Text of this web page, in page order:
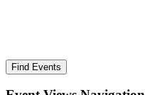
Find Events